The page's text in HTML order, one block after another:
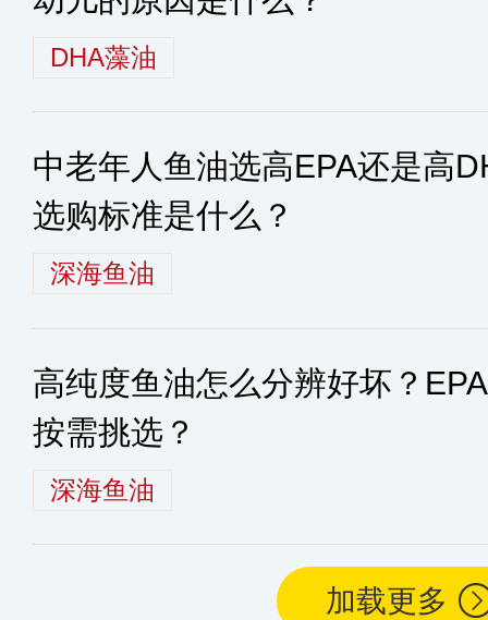
DHA藻油
中老年人鱼油选高EPA还是高
选购标准是什么？
深海鱼油
高纯度鱼油怎么分辨好坏？
按需挑选？
深海鱼油
加载更多